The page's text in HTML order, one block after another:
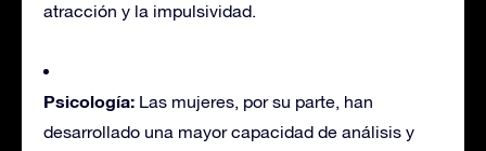
atracción y la impulsividad.
Psicología: Las mujeres, por su parte, han
desarrollado una mayor capacidad de análisis y